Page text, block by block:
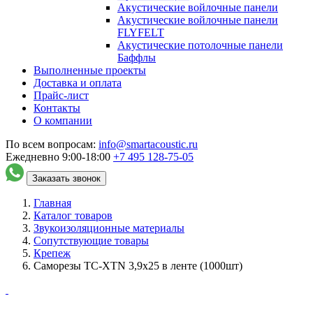
Акустические войлочные панели
Акустические войлочные панели
FLYFELT
Акустические потолочные панели
Баффлы
Выполненные проекты
Доставка и оплата
Прайс-лист
Контакты
О компании
По всем вопросам: info@smartacoustic.ru
Ежедневно 9:00-18:00 +7 495 128-75-05
Заказать звонок
Главная
Каталог товаров
Звукоизоляционные материалы
Сопутствующие товары
Крепеж
Саморезы ТС-XTN 3,9x25 в ленте (1000шт)